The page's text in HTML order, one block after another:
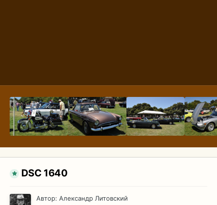
DSC 1640
Автор: Александр Литовский